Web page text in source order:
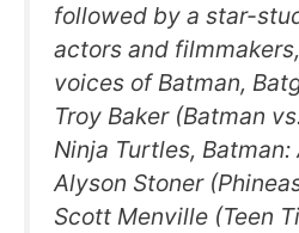
followed by a star-
actors and
voices of Batman,
Troy Baker (Batman
Ninja Turtles,
Alyson Stoner
Scott Menville (Teen